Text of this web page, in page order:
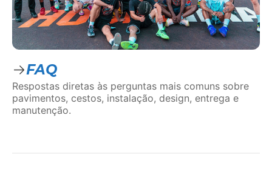
FAQ
Respostas diretas às perguntas mais comuns sobre
pavimentos, cestos, instalação, design, entrega e
manutenção.